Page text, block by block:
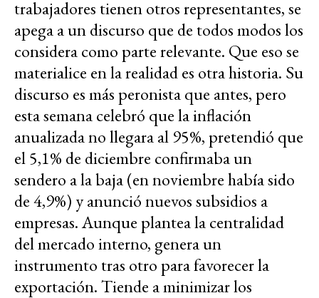
trabajadores tienen otros representantes, se
apega a un discurso que de todos modos los
considera como parte relevante. Que eso se
materialice en la realidad es otra historia. Su
discurso es más peronista que antes, pero
esta semana celebró que la inflación
anualizada no llegara al 95%, pretendió que
el 5,1% de diciembre confirmaba un
sendero a la baja (en noviembre había sido
de 4,9%) y anunció nuevos subsidios a
empresas. Aunque plantea la centralidad
del mercado interno, genera un
instrumento tras otro para favorecer la
exportación. Tiende a minimizar los